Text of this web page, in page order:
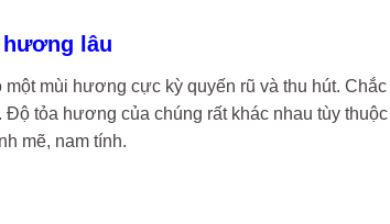
lâu
mùi hương cực kỳ quyến rũ và thu hút.
tỏa hương của chúng rất khác nhau tùy
mẽ, nam tính.